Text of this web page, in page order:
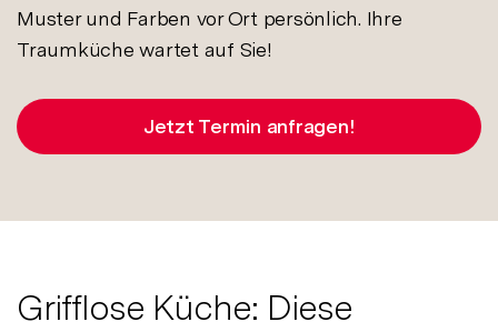
Muster und Farben vor Ort persönlich. Ihre
Traumküche wartet auf Sie!
Jetzt Termin anfragen!
Grifflose Küche: Diese